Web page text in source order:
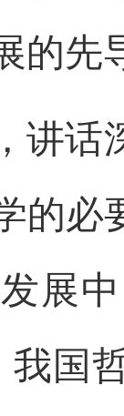
的先
讲话
的必
展
我国